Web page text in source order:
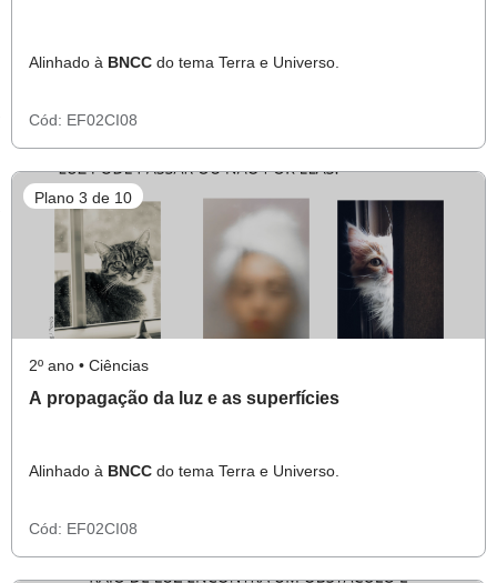
Alinhado à BNCC do tema Terra e Universo.
Cód: EF02CI08
Plano 3 de 10
2º ano • Ciências
A propagação da luz e as superfícies
Alinhado à BNCC do tema Terra e Universo.
Cód: EF02CI08